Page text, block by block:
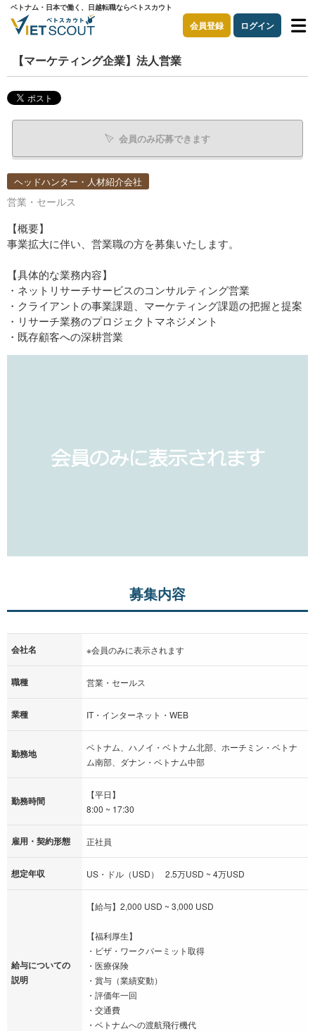
ベトナム・日本で働く、日越転職ならベトスカウト
会員登録 ログイン
【マーケティング企業】法人営業
会員のみ応募できます
ヘッドハンター・人材紹介会社
営業・セールス
【概要】
事業拡大に伴い、営業職の方を募集いたします。
【具体的な業務内容】
・ネットリサーチサービスのコンサルティング営業
・クライアントの事業課題、マーケティング課題の把握と提案
・リサーチ業務のプロジェクトマネジメント
・既存顧客への深耕営業
募集内容
会社名 ※会員のみに表示されます
職種 営業・セールス
業種 IT・インターネット・WEB
勤務地
ベトナム、ハノイ・ベトナム北部、ホーチミン・ベトナ
ム南部、ダナン・ベトナム中部
勤務時間
【平日】
8:00 ~ 17:30
雇用・契約形態 正社員
想定年収 US・ドル（USD） 2.5万USD ~ 4万USD
給与についての
説明
【給与】2,000 USD ~ 3,000 USD
【福利厚生】
・ビザ・ワークパーミット取得
・医療保険
・賞与（業績変動）
・評価年一回
・交通費
・ベトナムへの渡航飛行機代